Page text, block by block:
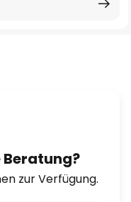
Beratung?
zur Verfügung.